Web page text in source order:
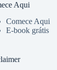
Aqui
Comece Aqui
E-book grátis